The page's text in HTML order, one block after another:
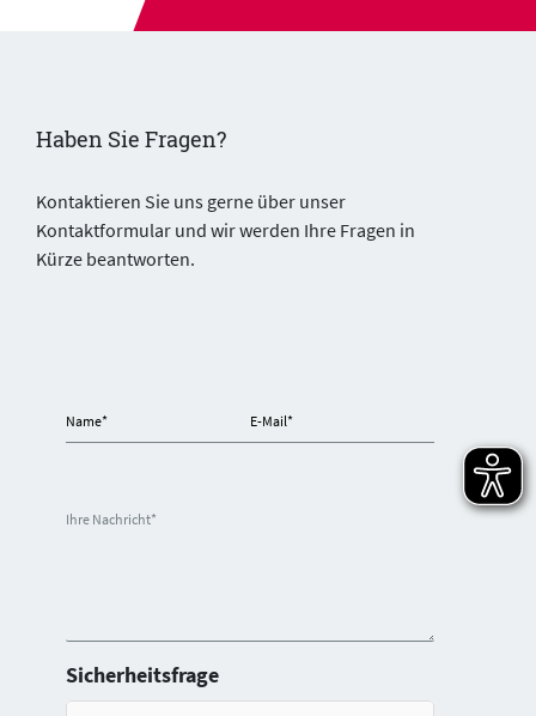
Haben Sie Fragen?
Kontaktieren Sie uns gerne über unser
Kontaktformular und wir werden Ihre Fragen in
Kürze beantworten.
Name* E-Mail*
Ihre Nachricht*
Sicherheitsfrage